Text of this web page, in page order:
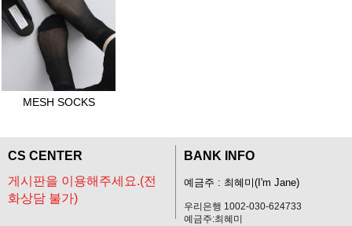
MESH SOCKS
CS CENTER
게시판을 이용해주세요.(전
화상담 불가)
BANK INFO
예금주 : 최혜미(I'm Jane)
우리은행 1002-030-624733
예금주:최혜미